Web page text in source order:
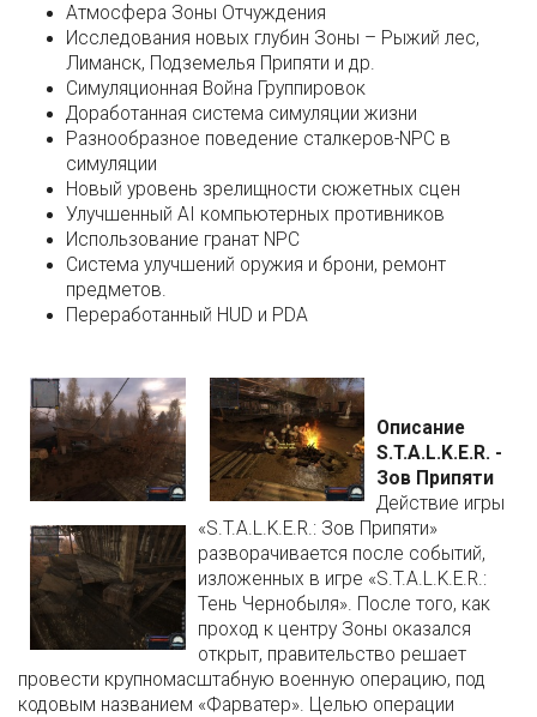
Атмосфера Зоны Отчуждения
Исследования новых глубин Зоны – Рыжий лес,
Лиманск, Подземелья Припяти и др.
Симуляционная Война Группировок
Доработанная система симуляции жизни
Разнообразное поведение сталкеров-NPC в
симуляции
Новый уровень зрелищности сюжетных сцен
Улучшенный AI компьютерных противников
Использование гранат NPC
Система улучшений оружия и брони, ремонт
предметов.
Переработанный HUD и PDA
Описание
S.T.A.L.K.E.R. -
Зов Припяти
Действие игры
«S.T.A.L.K.E.R.: Зов Припяти»
разворачивается после событий,
изложенных в игре «S.T.A.L.K.E.R.:
Тень Чернобыля». После того, как
проход к центру Зоны оказался
открыт, правительство решает
провести крупномасштабную военную операцию, под
кодовым названием «Фарватер». Целью операции